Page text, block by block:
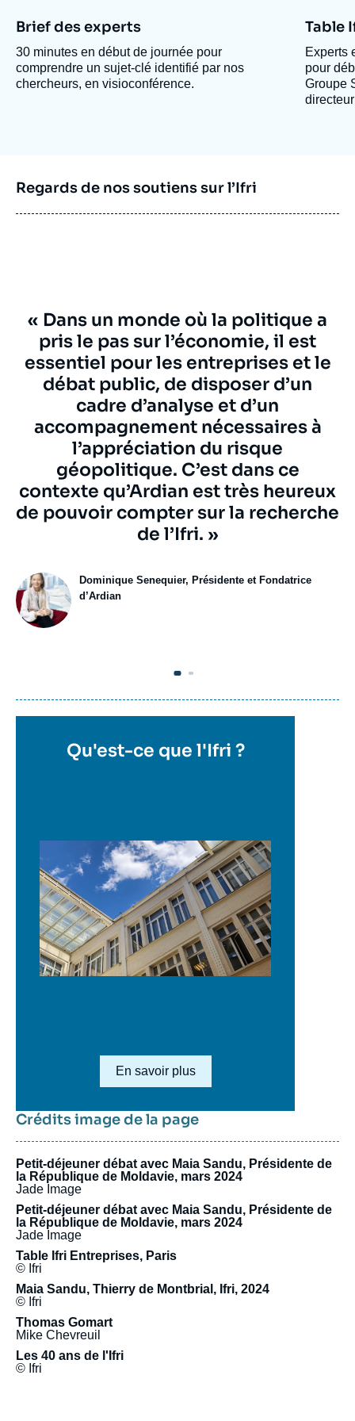
Image
Brief des experts
30 minutes en début de journée pour
comprendre un sujet-clé identifié par nos
chercheurs, en visioconférence.
Image
Table
Experts
pour
Groupe
directeur
Regards de nos soutiens sur l’Ifri
Texte
citation
« Dans un monde où la politique a
pris le pas sur l’économie, il est
essentiel pour les entreprises et le
débat public, de disposer d’un
cadre d’analyse et d’un
accompagnement nécessaires à
l’appréciation du risque
géopolitique. C’est dans ce
contexte qu’Ardian est très heureux
de pouvoir compter sur la recherche
de l’Ifri. »
Auteur
externe
image
Image
Auteur
externe
Dominique Senequier, Présidente et Fondatrice
d’Ardian
Titre
Qu'est-ce que l'Ifri ?
en
savoir
plus
Lien en savoir plus
En savoir plus
Crédits image de la page
Petit-déjeuner débat avec Maia Sandu, Présidente de
la République de Moldavie, mars 2024
Jade Image
Petit-déjeuner débat avec Maia Sandu, Présidente de
la République de Moldavie, mars 2024
Jade Image
Table Ifri Entreprises, Paris
© Ifri
Maia Sandu, Thierry de Montbrial, Ifri, 2024
© Ifri
Thomas Gomart
Mike Chevreuil
Les 40 ans de l'Ifri
© Ifri